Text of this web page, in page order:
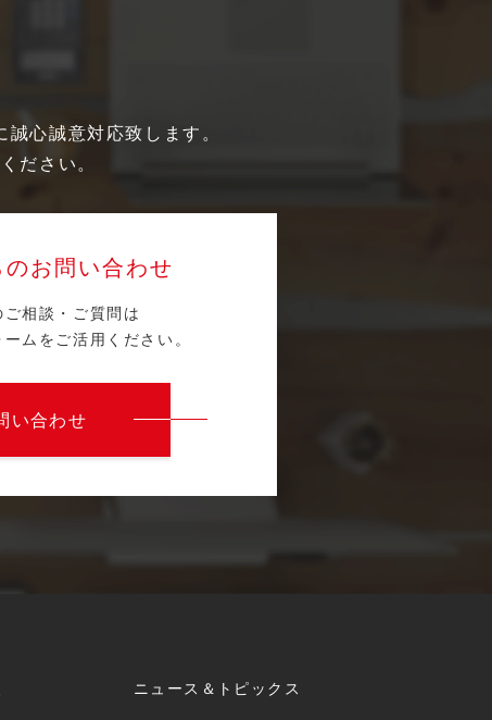
心誠意対応致します。
ださい。
お問い合わせ
ご相談・ご質問は
ムをご活用ください。
い合わせ
ニュース＆トピックス